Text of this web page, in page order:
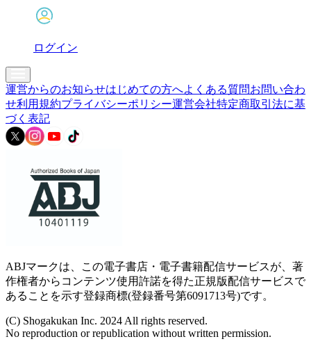
ログイン
運営からのお知らせはじめての方へよくある質問お問い合わ
せ利用規約プライバシーポリシー運営会社特定商取引法に基
づく表記
ABJマークは、この電子書店・電子書籍配信サービスが、著
作権者からコンテンツ使用許諾を得た正規版配信サービスで
あることを示す登録商標(登録番号第6091713号)です。
(C) Shogakukan Inc. 2024 All rights reserved.
No reproduction or republication without written permission.